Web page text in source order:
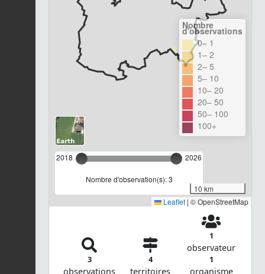
2018 2026
Nombre d'observation(s): 3
Nombre
d'observations
0– 1
1– 2
2– 5
5– 10
10– 20
20– 50
50– 100
100+
10 km
Leaflet | © OpenStreetMap
3
observations
4
territoires
1
observateur
1
organisme